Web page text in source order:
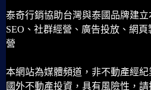
泰奇行銷協助台灣與泰國品牌建
SEO、社群經營、廣告投放、網
營
本網站為媒體頻道，非不動產經
國外不動產投資，具有風險性，